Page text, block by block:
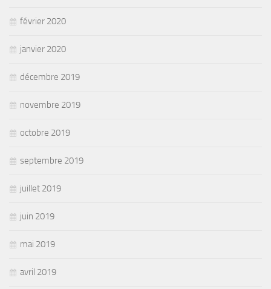
février 2020
janvier 2020
décembre 2019
novembre 2019
octobre 2019
septembre 2019
juillet 2019
juin 2019
mai 2019
avril 2019